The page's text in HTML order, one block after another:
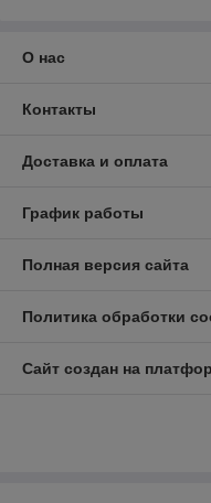
О нас
Контакты
Доставка и оплата
График работы
Полная версия сайта
Политика обработки
Сайт создан на